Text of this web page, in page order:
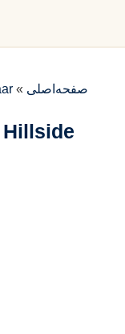
صفحه‌اصلی»
Hillside